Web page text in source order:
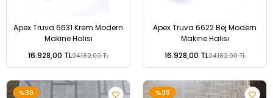
Apex Truva 6631 Krem Modern
Makine Halısı
16.928,00 TL24.182,00 TL
Apex Truva 6622 Bej Modern
Makine Halısı
16.928,00 TL24.182,00 TL
%30 %30